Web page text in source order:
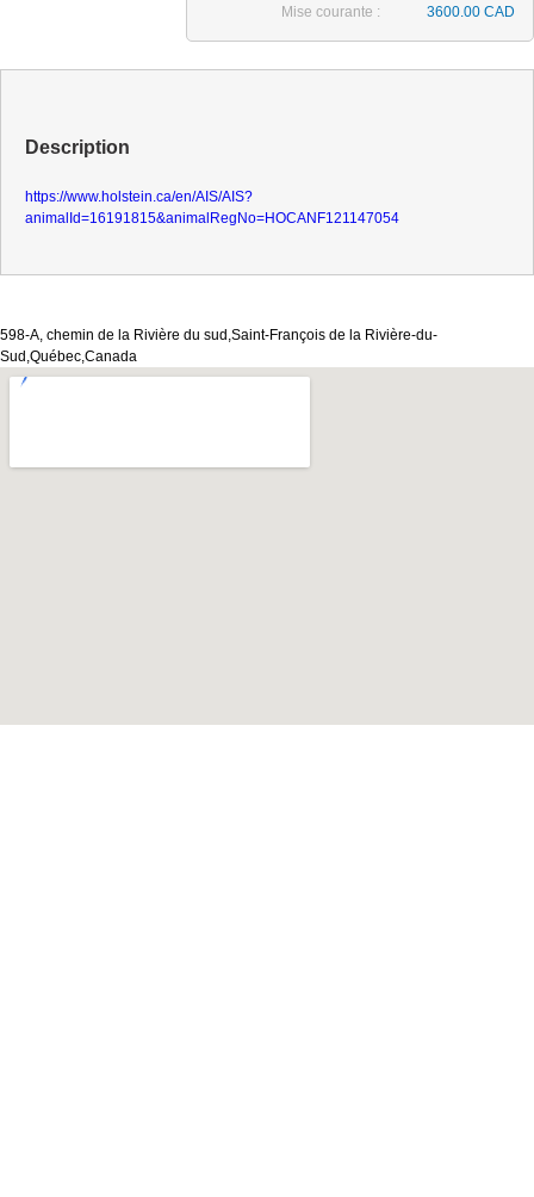
Mise courante :
3600.00 CAD
Description
https://www.holstein.ca/en/AIS/AIS?
animalId=16191815&animalRegNo=HOCANF121147054
598-A, chemin de la Rivière du sud,Saint-François de la Rivière-du-
Sud,Québec,Canada